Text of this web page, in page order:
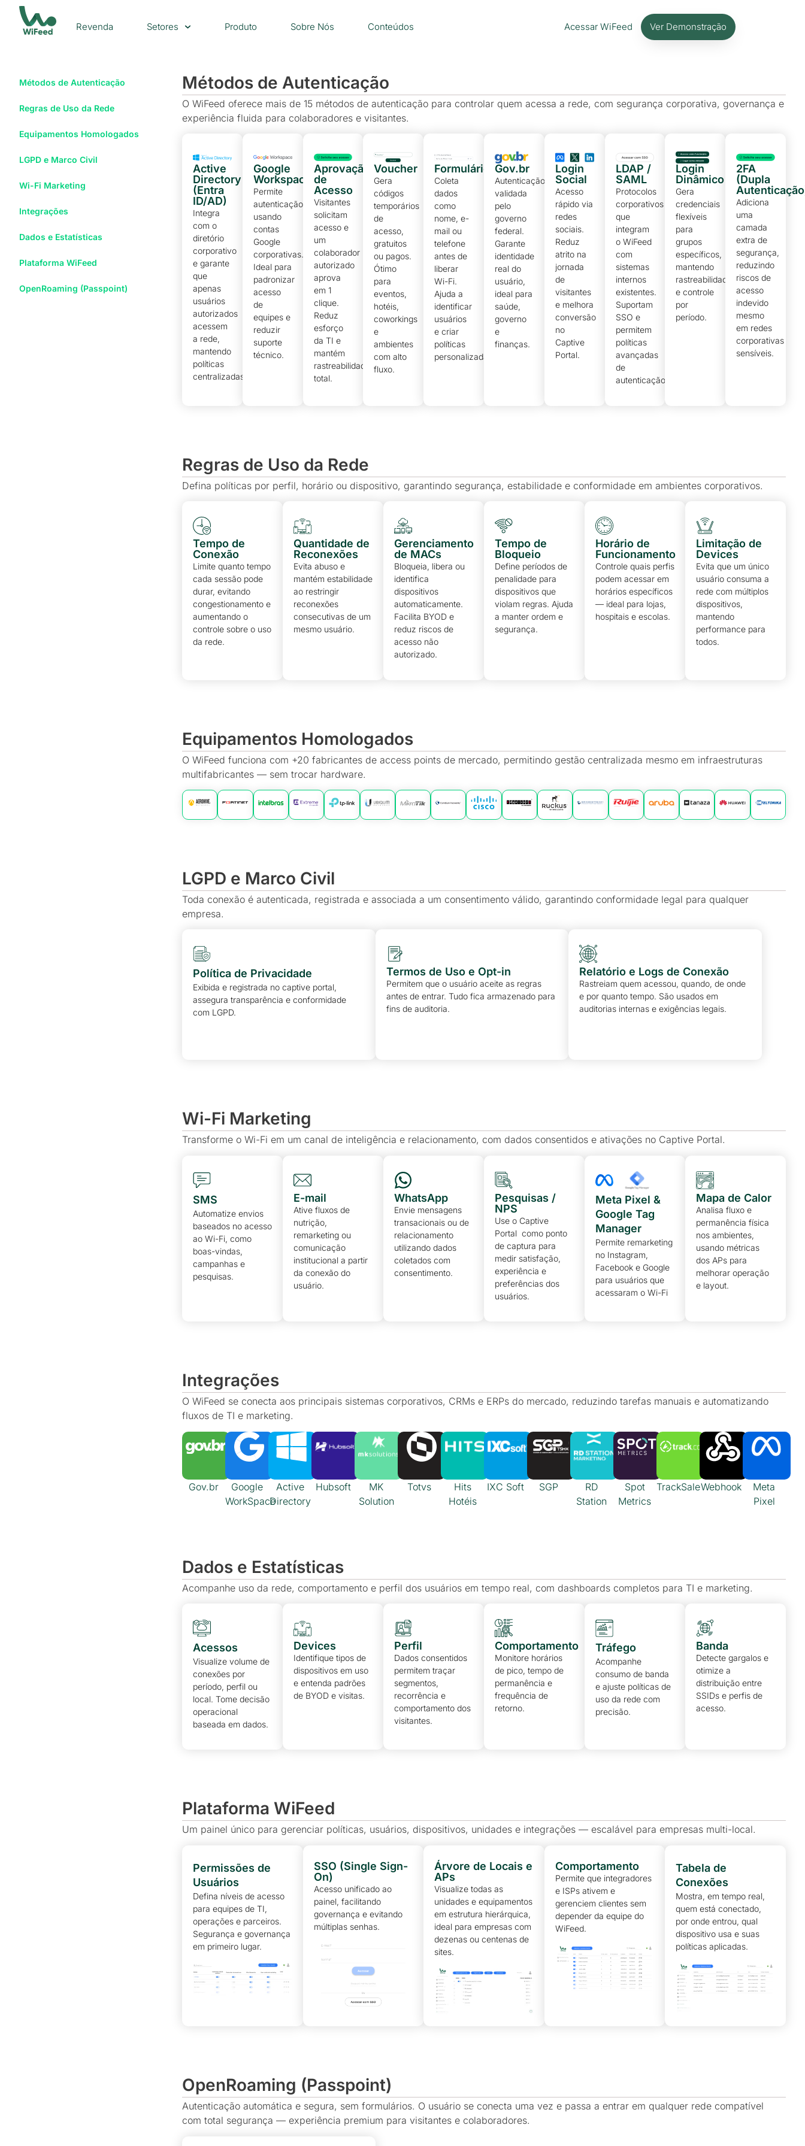
Revenda Setores Produto Sobre Nós Conteúdos Acessar WiFeed Ver Demonstração
Métodos de Autenticação
Regras de Uso da Rede
Equipamentos Homologados
LGPD e Marco Civil
Wi-Fi Marketing
Integrações
Dados e Estatísticas
Plataforma WiFeed
OpenRoaming (Passpoint)
Métodos de Autenticação
O WiFeed oferece mais de 15 métodos de autenticação para controlar quem acessa a rede, com segurança corporativa, governança e
experiência fluida para colaboradores e visitantes.
Active
Directory
(Entra
ID/AD)
Integra
com o
diretório
corporativo
e garante
que
apenas
usuários
autorizados
acessem
a rede,
mantendo
políticas
centralizadas.
Google
Workspace
Permite
autenticação
usando
contas
Google
corporativas.
Ideal para
padronizar
acesso
de
equipes e
reduzir
suporte
técnico.
Aprovação
de
Acesso
Visitantes
solicitam
acesso e
um
colaborador
autorizado
aprova
em 1
clique.
Reduz
esforço
da TI e
mantém
rastreabilidade
total.
Voucher
Gera
códigos
temporários
de
acesso,
gratuitos
ou pagos.
Ótimo
para
eventos,
hotéis,
coworkings
e
ambientes
com alto
fluxo.
Formulário
Coleta
dados
como
nome, e-
mail ou
telefone
antes de
liberar
Wi-Fi.
Ajuda a
identificar
usuários
e criar
políticas
personalizadas.
Gov.br
Autenticação
validada
pelo
governo
federal.
Garante
identidade
real do
usuário,
ideal para
saúde,
governo
e
finanças.
Login
Social
Acesso
rápido via
redes
sociais.
Reduz
atrito na
jornada
de
visitantes
e melhora
conversão
no
Captive
Portal.
LDAP /
SAML
Protocolos
corporativos
que
integram
o WiFeed
com
sistemas
internos
existentes.
Suportam
SSO e
permitem
políticas
avançadas
de
autenticação.
Login
Dinâmico
Gera
credenciais
flexíveis
para
grupos
específicos,
mantendo
rastreabilidade
e controle
por
período.
2FA
(Dupla
Adiciona
uma
camada
extra de
segurança,
reduzindo
riscos de
acesso
indevido
mesmo
em redes
corporativas
sensíveis.
Regras de Uso da Rede
Defina políticas por perfil, horário ou dispositivo, garantindo segurança, estabilidade e conformidade em ambientes corporativos.
Tempo de
Conexão
Limite quanto tempo
cada sessão pode
durar, evitando
congestionamento e
aumentando o
controle sobre o uso
da rede.
Quantidade de
Reconexões
Evita abuso e
mantém estabilidade
ao restringir
reconexões
consecutivas de um
mesmo usuário.
Gerenciamento
de MACs
Bloqueia, libera ou
identifica
dispositivos
automaticamente.
Facilita BYOD e
reduz riscos de
acesso não
autorizado.
Tempo de
Bloqueio
Define períodos de
penalidade para
dispositivos que
violam regras. Ajuda
a manter ordem e
segurança.
Horário de
Funcionamento
Controle quais perfis
podem acessar em
horários específicos
— ideal para lojas,
hospitais e escolas.
Limitação de
Devices
Evita que um único
usuário consuma a
rede com múltiplos
dispositivos,
mantendo
performance para
todos.
Equipamentos Homologados
O WiFeed funciona com +20 fabricantes de access points de mercado, permitindo gestão centralizada mesmo em infraestruturas
multifabricantes — sem trocar hardware.
LGPD e Marco Civil
Toda conexão é autenticada, registrada e associada a um consentimento válido, garantindo conformidade legal para qualquer
empresa.
Política de Privacidade
Exibida e registrada no captive portal,
assegura transparência e conformidade
com LGPD.
Termos de Uso e Opt-in
Permitem que o usuário aceite as regras
antes de entrar. Tudo fica armazenado para
fins de auditoria.
Relatório e Logs de Conexão
Rastreiam quem acessou, quando, de onde
e por quanto tempo. São usados em
auditorias internas e exigências legais.
Wi-Fi Marketing
Transforme o Wi-Fi em um canal de inteligência e relacionamento, com dados consentidos e ativações no Captive Portal.
SMS
Automatize envios
baseados no acesso
ao Wi-Fi, como
boas-vindas,
campanhas e
pesquisas.
E-mail
Ative fluxos de
nutrição,
remarketing ou
comunicação
institucional a partir
da conexão do
usuário.
WhatsApp
Envie mensagens
transacionais ou de
relacionamento
utilizando dados
coletados com
consentimento.
Pesquisas /
NPS
Use o Captive
Portal como ponto
de captura para
medir satisfação,
experiência e
preferências dos
usuários.
Meta Pixel &
Google Tag
Manager
Permite remarketing
no Instagram,
Facebook e Google
para usuários que
acessaram o Wi-Fi
Mapa de Calor
Analisa fluxo e
permanência física
nos ambientes,
usando métricas
dos APs para
melhorar operação
e layout.
Integrações
O WiFeed se conecta aos principais sistemas corporativos, CRMs e ERPs do mercado, reduzindo tarefas manuais e automatizando
fluxos de TI e marketing.
Gov.br
Google
WorkSpace
Active
Directory
Hubsoft
MK
Solution
Totvs
Hits
Hotéis
IXC Soft SGP
RD
Station
Spot
Metrics
TrackSaleWebhook
Meta
Pixel
Dados e Estatísticas
Acompanhe uso da rede, comportamento e perfil dos usuários em tempo real, com dashboards completos para TI e marketing.
Acessos
Visualize volume de
conexões por
período, perfil ou
local. Tome decisão
operacional
baseada em dados.
Devices
Identifique tipos de
dispositivos em uso
e entenda padrões
de BYOD e visitas.
Perfil
Dados consentidos
permitem traçar
segmentos,
recorrência e
comportamento dos
visitantes.
Comportamento
Monitore horários
de pico, tempo de
permanência e
frequência de
retorno.
Tráfego
Acompanhe
consumo de banda
e ajuste políticas de
uso da rede com
precisão.
Banda
Detecte gargalos e
otimize a
distribuição entre
SSIDs e perfis de
acesso.
Plataforma WiFeed
Um painel único para gerenciar políticas, usuários, dispositivos, unidades e integrações — escalável para empresas multi-local.
Permissões de
Usuários
Defina níveis de acesso
para equipes de TI,
operações e parceiros.
Segurança e governança
em primeiro lugar.
SSO (Single Sign-
On)
Acesso unificado ao
painel, facilitando
governança e evitando
múltiplas senhas.
Árvore de Locais e
APs
Visualize todas as
unidades e equipamentos
em estrutura hierárquica,
ideal para empresas com
dezenas ou centenas de
sites.
Comportamento
Permite que integradores
e ISPs ativem e
gerenciem clientes sem
depender da equipe do
WiFeed.
Tabela de
Conexões
Mostra, em tempo real,
quem está conectado,
por onde entrou, qual
dispositivo usa e suas
políticas aplicadas.
OpenRoaming (Passpoint)
Autenticação automática e segura, sem formulários. O usuário se conecta uma vez e passa a entrar em qualquer rede compatível
com total segurança — experiência premium para visitantes e colaboradores.